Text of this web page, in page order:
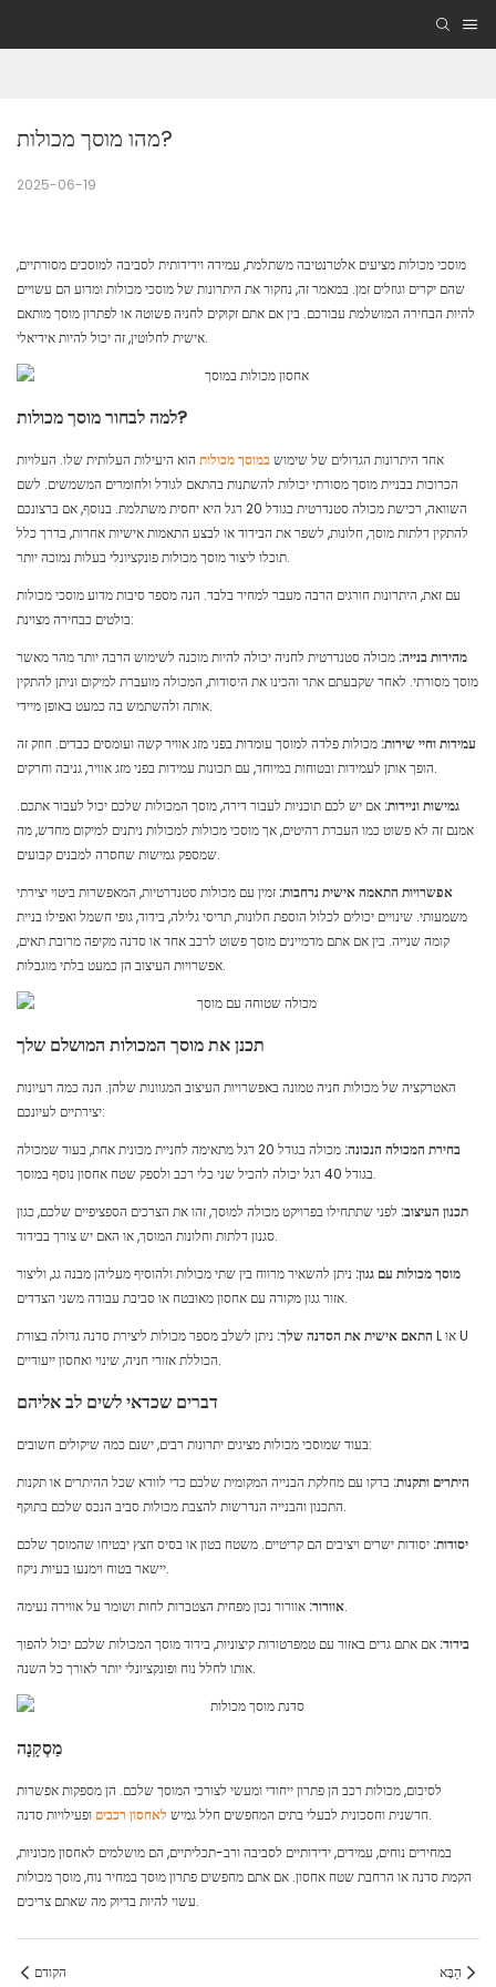
מהו מוסך מכולות?
2025-06-19
מוסכי מכולות מציעים אלטרנטיבה משתלמת, עמידה וידידותית לסביבה למוסכים מסורתיים,
שהם יקרים וגוזלים זמן. במאמר זה, נחקור את היתרונות של מוסכי מכולות ומדוע הם עשויים
להיות הבחירה המושלמת עבורכם. בין אם אתם זקוקים לחניה פשוטה או לפתרון מוסך מותאם
אישית לחלוטין, זה יכול להיות אידיאלי.
למה לבחור מוסך מכולות?
אחד היתרונות הגדולים של שימושבמוסך מכולות הוא היעילות העלותית שלו. העלויות
הכרוכות בבניית מוסך מסורתי יכולות להשתנות בהתאם לגודל ולחומרים המשמשים. לשם
השוואה, רכישת מכולה סטנדרטית בגודל 20 רגל היא יחסית משתלמת. בנוסף, אם ברצונכם
להתקין דלתות מוסך, חלונות, לשפר את הבידוד או לבצע התאמות אישיות אחרות, בדרך כלל
תוכלו ליצור מוסך מכולות פונקציונלי בעלות נמוכה יותר.
עם זאת, היתרונות חורגים הרבה מעבר למחיר בלבד. הנה מספר סיבות מדוע מוסכי מכולות
בולטים כבחירה מצוינת:
מהירות בנייה: מכולה סטנדרטית לחניה יכולה להיות מוכנה לשימוש הרבה יותר מהר מאשר
מוסך מסורתי. לאחר שקבעתם אתר והכינו את היסודות, המכולה מועברת למיקום וניתן להתקין
אותה ולהשתמש בה כמעט באופן מיידי.
עמידות וחיי שירות: מכולות פלדה למוסך עומדות בפני מזג אוויר קשה ועומסים כבדים. חוזק זה
הופך אותן לעמידות ובטוחות במיוחד, עם תכונות עמידות בפני מזג אוויר, גניבה וחרקים.
גמישות וניידות: אם יש לכם תוכניות לעבור דירה, מוסך המכולות שלכם יכול לעבור אתכם.
אמנם זה לא פשוט כמו העברת רהיטים, אך מוסכי מכולות למכולות ניתנים למיקום מחדש, מה
שמספק גמישות שחסרה למבנים קבועים.
אפשרויות התאמה אישית נרחבות: זמין עם מכולות סטנדרטיות, המאפשרות ביטוי יצירתי
משמעותי. שינויים יכולים לכלול הוספת חלונות, תריסי גלילה, בידוד, גופי חשמל ואפילו בניית
קומה שנייה. בין אם אתם מדמיינים מוסך פשוט לרכב אחד או סדנה מקיפה מרובת תאים,
אפשרויות העיצוב הן כמעט בלתי מוגבלות.
תכנן את מוסך המכולות המושלם שלך
האטרקציה של מכולות חניה טמונה באפשרויות העיצוב המגוונות שלהן. הנה כמה רעיונות
יצירתיים לעיונכם:
בחירת המכולה הנכונה:
מכולה בגודל 20 רגל מתאימה לחניית מכונית אחת, בעוד שמכולה
בגודל 40 רגל יכולה להכיל שני כלי רכב ולספק שטח אחסון נוסף במוסך.
תכנון העיצוב: לפני שתתחילו בפרויקט מכולה למוסך, זהו את הצרכים הספציפיים שלכם, כגון
סגנון דלתות וחלונות המוסך, או האם יש צורך בבידוד.
מוסך מכולות עם גגון: ניתן להשאיר מרווח בין שתי מכולות ולהוסיף מעליהן מבנה גג, וליצור
אזור גגון מקורה עם אחסון מאובטח או סביבת עבודה משני הצדדים.
התאם אישית את הסדנה שלך: ניתן לשלב מספר מכולות ליצירת סדנה גדולה בצורת L או U
הכוללת אזורי חניה, שינוי ואחסון ייעודיים.
דברים שכדאי לשים לב אליהם
בעוד שמוסכי מכולות מציגים יתרונות רבים, ישנם כמה שיקולים חשובים:
היתרים ותקנות: בדקו עם מחלקת הבנייה המקומית שלכם כדי לוודא שכל ההיתרים או תקנות
התכנון והבנייה הנדרשות להצבת מכולות סביב הנכס שלכם בתוקף.
יסודות: יסודות ישרים ויציבים הם קריטיים. משטח בטון או בסיס חצץ יבטיחו שהמוסך שלכם
יישאר בטוח וימנעו בעיות ניקוז.
אוורור:אוורור נכון מפחית הצטברות לחות ושומר על אווירה נעימה.
בידוד: אם אתם גרים באזור עם טמפרטורות קיצוניות, בידוד מוסך המכולות שלכם יכול להפוך
אותו לחלל נוח ופונקציונלי יותר לאורך כל השנה.
מַסְקָנָה
לסיכום, מכולות רכב הן פתרון ייחודי ומעשי לצורכי המוסך שלכם. הן מספקות אפשרות
חדשנית וחסכונית לבעלי בתים המחפשים חלל גמיש לאחסון רכבים
ופעילויות סדנה.
במחירים נוחים, עמידים, ידידותיים לסביבה ורב-תכליתיים, הם מושלמים לאחסון מכוניות,
הקמת סדנה או הרחבת שטח אחסון. אם אתם מחפשים פתרון מוסך במחיר נוח, מוסך מכולות
עשוי להיות בדיוק מה שאתם צריכים.
הקודם הַבָּא